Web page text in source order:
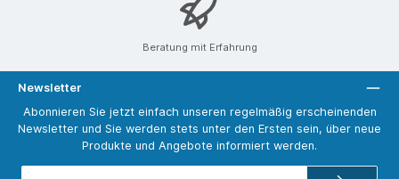
Beratung mit Erfahrung
Newsletter
Abonnieren Sie jetzt einfach unseren regelmäßig erscheinenden
Newsletter und Sie werden stets unter den Ersten sein, über neue
Produkte und Angebote informiert werden.